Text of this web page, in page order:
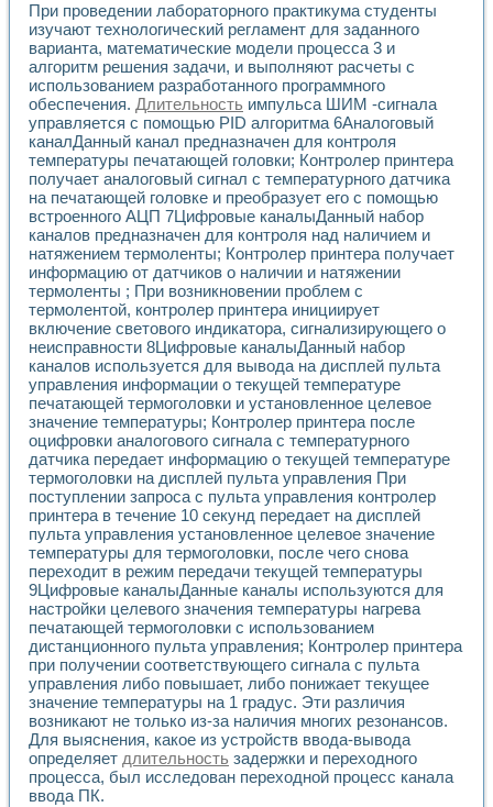
При проведении лабораторного практикума студенты
изучают технологический регламент для заданного
варианта, математические модели процесса 3 и
алгоритм решения задачи, и выполняют расчеты с
использованием разработанного программного
обеспечения. Длительность импульса ШИМ -сигнала
управляется с помощью PID алгоритма 6Аналоговый
каналДанный канал предназначен для контроля
температуры печатающей головки; Контролер принтера
получает аналоговый сигнал с температурного датчика
на печатающей головке и преобразует его с помощью
встроенного АЦП 7Цифровые каналыДанный набор
каналов предназначен для контроля над наличием и
натяжением термоленты; Контролер принтера получает
информацию от датчиков о наличии и натяжении
термоленты ; При возникновении проблем с
термолентой, контролер принтера инициирует
включение светового индикатора, сигнализирующего о
неисправности 8Цифровые каналыДанный набор
каналов используется для вывода на дисплей пульта
управления информации о текущей температуре
печатающей термоголовки и установленное целевое
значение температуры; Контролер принтера после
оцифровки аналогового сигнала с температурного
датчика передает информацию о текущей температуре
термоголовки на дисплей пульта управления При
поступлении запроса с пульта управления контролер
принтера в течение 10 секунд передает на дисплей
пульта управления установленное целевое значение
температуры для термоголовки, после чего снова
переходит в режим передачи текущей температуры
9Цифровые каналыДанные каналы используются для
настройки целевого значения температуры нагрева
печатающей термоголовки с использованием
дистанционного пульта управления; Контролер принтера
при получении соответствующего сигнала с пульта
управления либо повышает, либо понижает текущее
значение температуры на 1 градус. Эти различия
возникают не только из-за наличия многих резонансов.
Для выяснения, какое из устройств ввода-вывода
определяет длительность задержки и переходного
процесса, был исследован переходной процесс канала
ввода ПК.